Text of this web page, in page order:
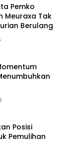
Pemko
Meuraxa Tak
Berulang
Posisi
Pemulihan